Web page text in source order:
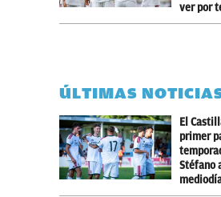
ver por
ÚLTIMAS
El
primer
Stéfano